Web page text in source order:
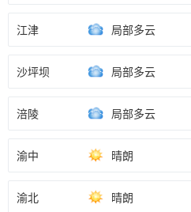
江津 局部多云
沙坪坝 局部多云
涪陵 局部多云
渝中 晴朗
渝北 晴朗